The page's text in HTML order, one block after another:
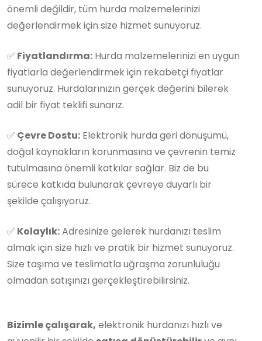
önemli değildir, tüm hurda malzemelerinizi
değerlendirmek için size hizmet sunuyoruz.
✅ Fiyatlandırma: Hurda malzemelerinizi en uygun
fiyatlarla değerlendirmek için rekabetçi fiyatlar
sunuyoruz. Hurdalarınızın gerçek değerini bilerek
adil bir fiyat teklifi sunarız.
✅ Çevre Dostu: Elektronik hurda geri dönüşümü,
doğal kaynakların korunmasına ve çevrenin temiz
tutulmasına önemli katkılar sağlar. Biz de bu
sürece katkıda bulunarak çevreye duyarlı bir
şekilde çalışıyoruz.
✅ Kolaylık:Adresinize gelerek hurdanızı teslim
almak için size hızlı ve pratik bir hizmet sunuyoruz.
Size taşıma ve teslimatla uğraşma zorunluluğu
olmadan satışınızı gerçekleştirebilirsiniz.
Bizimle çalışarak, elektronik hurdanızı hızlı ve